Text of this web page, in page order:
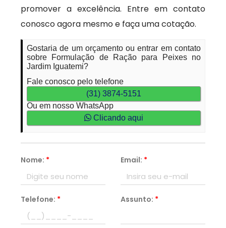
promover a excelência. Entre em contato
conosco agora mesmo e faça uma cotação.
Gostaria de um orçamento ou entrar em contato
sobre Formulação de Ração para Peixes no
Jardim Iguatemi?
Fale conosco pelo telefone
(31) 3874-5151
Ou em nosso WhatsApp
Clicando aqui
Nome: * Email: *
Telefone: * Assunto: *